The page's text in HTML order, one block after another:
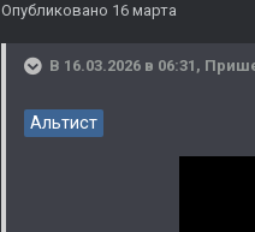
Опубликовано 16 марта
В 16.03.2026 в 06:31,
Альтист